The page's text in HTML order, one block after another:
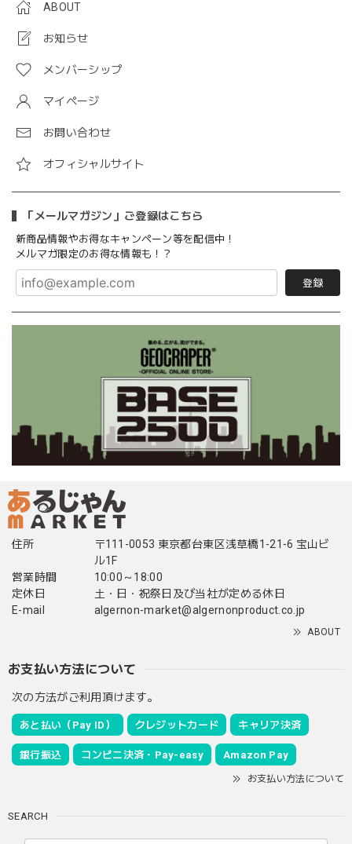
ABOUT
お知らせ
メンバーシップ
マイページ
お問い合わせ
オフィシャルサイト
「メールマガジン」ご登録はこちら
新商品情報やお得なキャンペーン等を配信中！
メルマガ限定のお得な情報も！？
登録
住所
〒111-0053 東京都台東区浅草橋1-21-6 宝山ビ
ル1F
営業時間
10:00～18:00
定休日
土・日・祝祭日及び当社が定める休日
E-mail
algernon-market@algernonproduct.co.jp
ABOUT
お支払い方法について
次の方法がご利用頂けます。
あと払い（Pay ID） クレジットカード キャリア決済
銀行振込 コンビニ決済・Pay-easy Amazon Pay
お支払い方法について
SEARCH